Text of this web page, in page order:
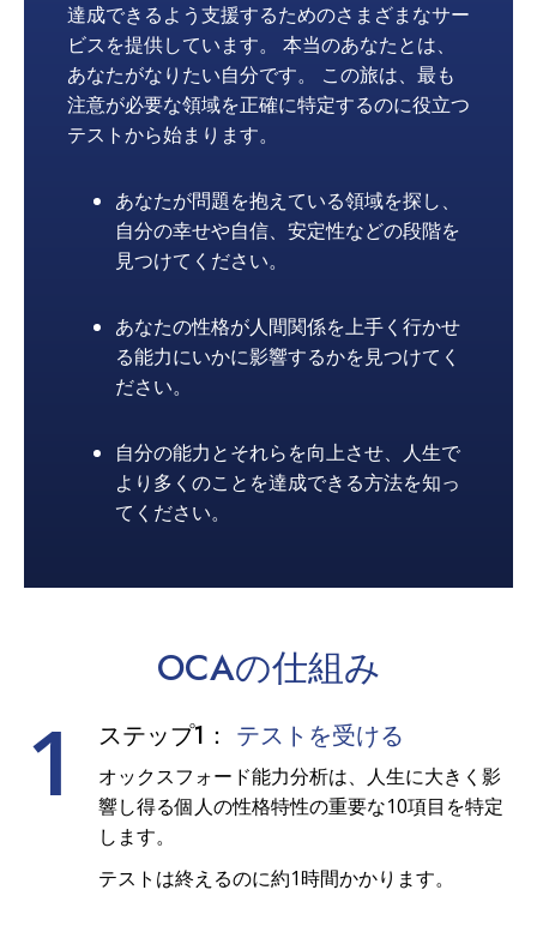
達成できるよう支援するためのさまざまなサー
ビスを提供しています。 本当のあなたとは、
あなたがなりたい自分です。 この旅は、最も
注意が必要な領域を正確に特定するのに役立つ
テストから始まります。
あなたが問題を抱えている領域を探し、
自分の幸せや自信、安定性などの段階を
見つけてください。
あなたの性格が人間関係を上手く行かせ
る能力にいかに影響するかを見つけてく
ださい。
自分の能力とそれらを向上させ、人生で
より多くのことを達成できる方法を知っ
てください。
OCAの仕組み
1 ステップ1： テストを受ける
オックスフォード能力分析は、人生に大きく影
響し得る個人の性格特性の重要な10項目を特定
します。
テストは終えるのに約1時間かかります。